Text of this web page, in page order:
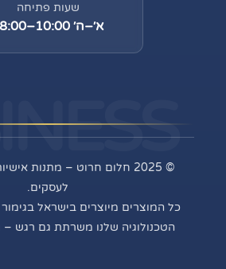
שעות פתיחה
א׳–ה׳ 10:00–18:00
© 2025 חלום חרוט – מתנות
לעסקים.
כל המוצרים מיוצרים בישראל בגימור
הטכנולוגיה שלנו משרתת גם רגש –